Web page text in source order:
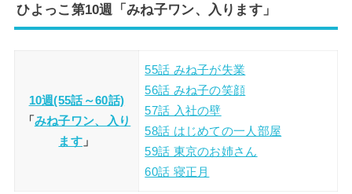
ひよっこ第10週「みね子ワン、入ります」
10週(55話～60話)
「 みね子ワン、入り
ます 」
55話 みね子が失業
56話 みね子の笑顔
57話 入社の壁
58話 はじめての一人部屋
59話 東京のお姉さん
60話 寝正月